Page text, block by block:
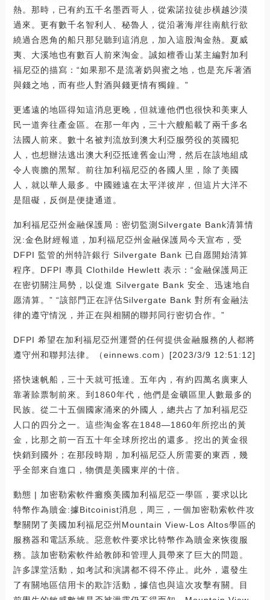
熱。那時，已有約五千名墨西哥人，從索諾拉徒步橫越沙漠
過來。更有數千名智利人、秘魯人，從沿著海岸往南航行欲
繞過合恩角的船只那兒聽到這消息，加入這股淘金熱。夏威
夷、大溪地也有數百人前來淘金。誠如檀香山某主編對加利
福尼亞的描寫：“如果那不是流著奶與蜜之地，也是充斥著酒
與錢之地，而有些人對酒與錢更情有獨鐘。”
更遙遠的地區得知這消息更晚，但就連他們也很快和美東人
民一道奔往產金區。在那一年內，三十六艘船載了兩千多名
法國人前來。數十名被判流放到澳大利亞服勞役的英國犯
人，也想辦法逃出澳大利亞抵達舊金山灣，然后在該地組成
令人喪膽的黑幫。前往加利福尼亞的各國人里，除了美國
人，就以華人最多。中國雖遠在太平洋彼岸，但這片大洋不
是阻礙，反倒是便捷通道。
加利福尼亞州金融保護局：密切監測Silvergate Bank清算情
況:金色財經報道，加利福尼亞州金融保護局今天宣布，受
DFPI 監管的州特許銀行 Silvergate Bank 已自愿開始清算
程序。DFPI 專員 Clothilde Hewlett 表示：“金融保護局正
在密切關注局勢，以促進 Silvergate Bank 安全、迅速地自
愿清算。” “該部門正在評估Silvergate Bank 對所有金融法
律的遵守情況，并正在與相關的聯邦同行密切合作。”
DFPI 希望在加利福尼亞州運營的任何提供金融服務的人都將
遵守州和聯邦法律。（einnews.com）[2023/3/9 12:51:12]
搭快速帆船，三十天就可抵達。五年內，有約四萬名廣東人
靠著賒票制前來。到1860年代，他們是金礦區里人數最多的
民族。從二十五個國家涌來的外國人，總共占了加利福尼亞
人口的四分之一。這些淘金客在1848—1860年所挖出的黃
金，比那之前一百五十年全球所挖出的還多。挖出的黃金很
快銷到國外；在那段時期，加利福尼亞人所需要的東西，幾
乎全部來自進口，物價是美國東岸的十倍。
動態 | 加密勒索軟件癱瘓美國加利福尼亞一學區，要求以比
特幣作為贖金:據Bitcoinist消息，周三，一個加密勒索軟件攻
擊關閉了美國加利福尼亞州Mountain View-Los Altos學區的
服務器和電話系統。惡意軟件要求比特幣作為贖金來恢復服
務。該加密勒索軟件給教師和管理人員帶來了巨大的問題。
許多課堂活動，如考試和演講都不得不停止。此外，還發生
了有關地區信用卡的欺詐活動，據信也與這次攻擊有關。目